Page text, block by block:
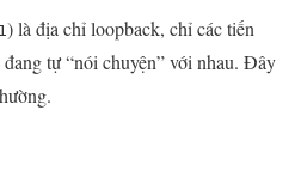
) là địa chỉ loopback, chỉ các tiến
tự “nói chuyện” với nhau. Đây